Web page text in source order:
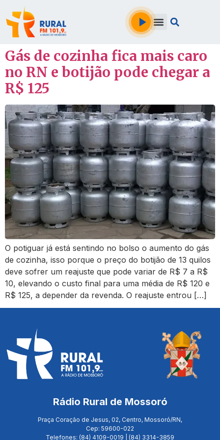
Gás de cozinha fica mais caro
no RN e botijão pode chegar a
R$ 125
O potiguar já está sentindo no bolso o aumento do gás
de cozinha, isso porque o preço do botijão de 13 quilos
deve sofrer um reajuste que pode variar de R$ 7 a R$
10, elevando o custo final para uma média de R$ 120 e
R$ 125, a depender da revenda. O reajuste entrou […]
Rádio Rural de Mossoró
Praça Coração de Jesus, 02, Centro, Mossoró/RN,
Cep: 59600-022
Telefones: (84) 4109-0019 | (84) 3314-3859